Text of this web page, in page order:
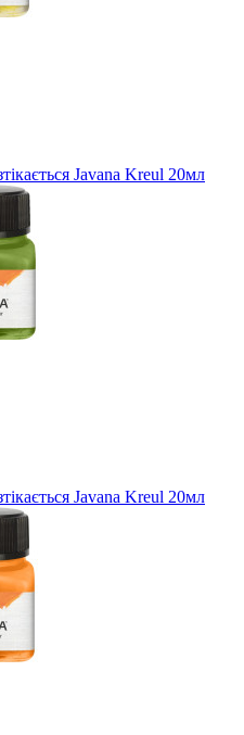
Javana Kreul 20мл
Javana Kreul 20мл